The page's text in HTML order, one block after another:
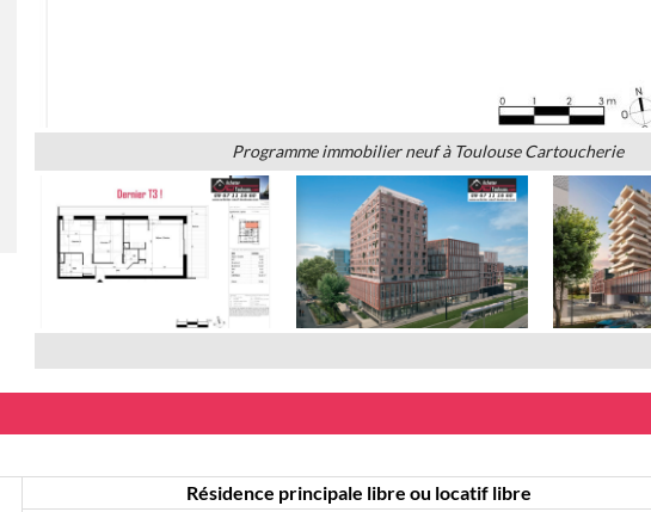
Programme immobilier neuf à Toulouse Cartoucherie
Résidence principale libre ou locatif libre